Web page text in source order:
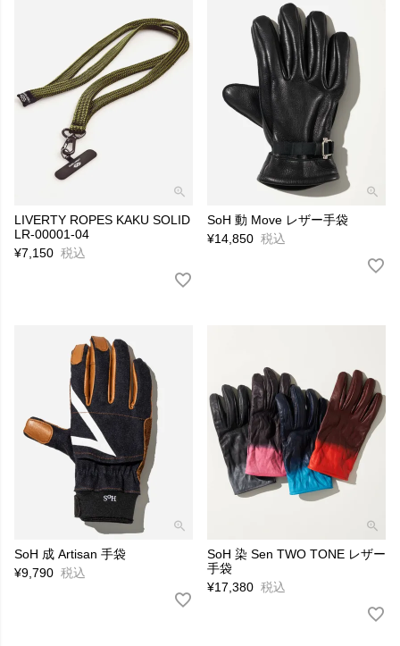
LIVERTY ROPES KAKU SOLID
LR-00001-04
¥7,150 税込
SoH 動 Move レザー手袋
¥14,850 税込
SoH 成 Artisan 手袋
¥9,790 税込
SoH 染 Sen TWO TONE レザー
手袋
¥17,380 税込